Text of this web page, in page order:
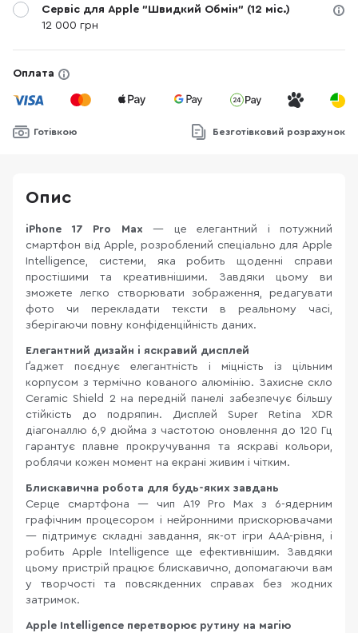
Сервіс для Apple "Швидкий Обмін" (12 міс.)
12 000 грн
Оплата
Готівкою Безготівковий розрахунок
Опис
iPhone 17 Pro Max — це елегантний і потужний
смартфон від Apple, розроблений спеціально для Apple
Intelligence, системи, яка робить щоденні справи
простішими та креативнішими. Завдяки цьому ви
зможете легко створювати зображення, редагувати
фото чи перекладати тексти в реальному часі,
зберігаючи повну конфіденційність даних.
Елегантний дизайн і яскравий дисплей
Ґаджет поєднує елегантність і міцність із цільним
корпусом з термічно кованого алюмінію. Захисне скло
Ceramic Shield 2 на передній панелі забезпечує більшу
стійкість до подряпин. Дисплей Super Retina XDR
діагоналлю 6,9 дюйма з частотою оновлення до 120 Гц
гарантує плавне прокручування та яскраві кольори,
роблячи кожен момент на екрані живим і чітким.
Блискавична робота для будь-яких завдань
Серце смартфона — чип A19 Pro Max з 6-ядерним
графічним процесором і нейронними прискорювачами
— підтримує складні завдання, як-от ігри AAA-рівня, і
робить Apple Intelligence ще ефективнішим. Завдяки
цьому пристрій працює блискавично, допомагаючи вам
у творчості та повсякденних справах без жодних
затримок.
Apple Intelligence перетворює рутину на магію